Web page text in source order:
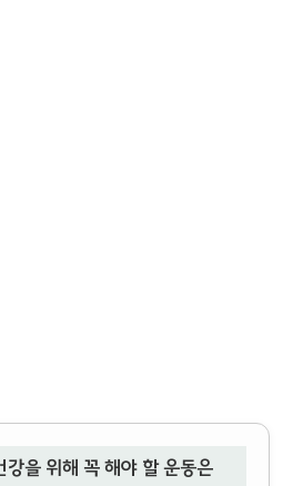
을 위해 꼭 해야 할 운동은